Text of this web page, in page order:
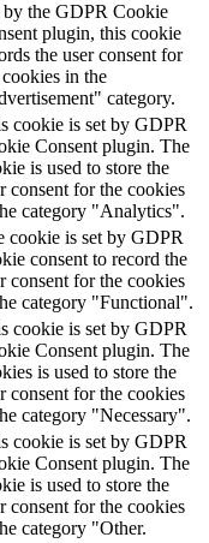
by the GDPR Cookie
plugin, this cookie
the user consent for
in the
category.
cookie is set by GDPR
Consent plugin. The
is used to store the
consent for the cookies
category "Analytics".
cookie is set by GDPR
consent to record the
consent for the cookies
category "Functional".
cookie is set by GDPR
Consent plugin. The
is used to store the
consent for the cookies
category "Necessary".
cookie is set by GDPR
Consent plugin. The
is used to store the
consent for the cookies
category "Other.